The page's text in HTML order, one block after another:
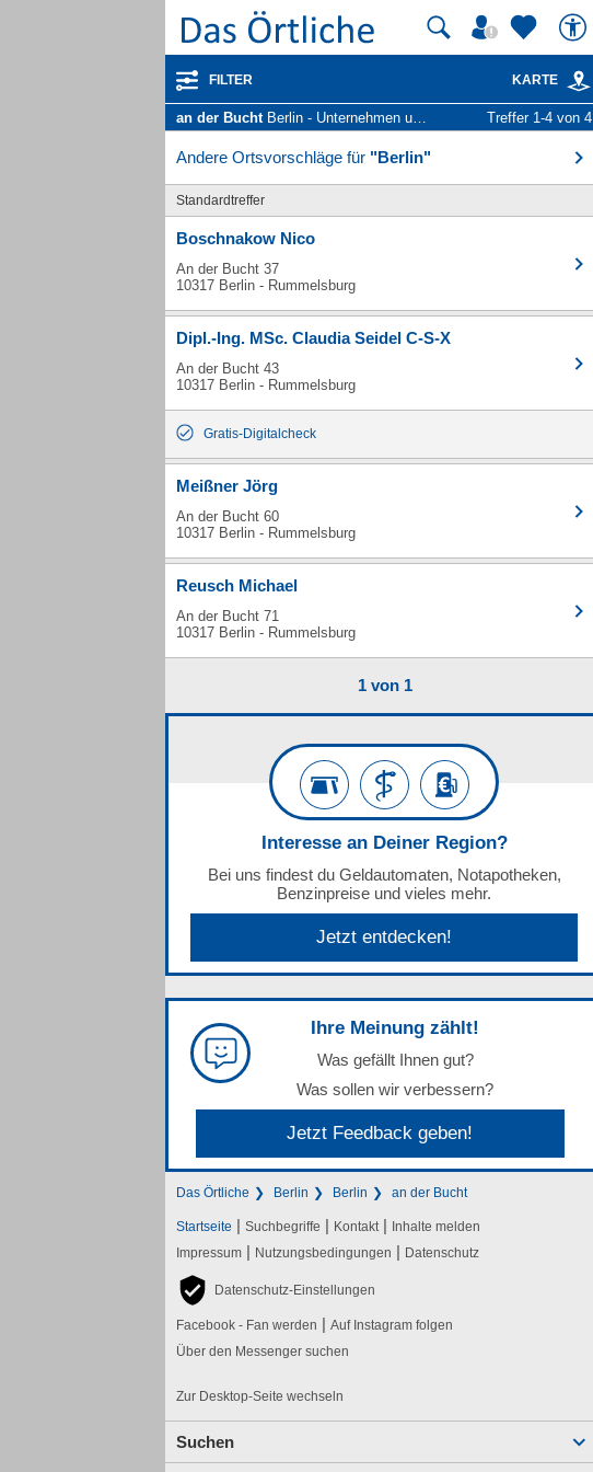
FILTER KARTE
an der BuchtBerlin - Unternehmen und Personen Treffer 1-4 von 4
Andere Ortsvorschläge für "Berlin"
Standardtreffer
Boschnakow Nico
An der Bucht 37
10317 Berlin - Rummelsburg
Dipl.-Ing. MSc. Claudia Seidel C-S-X
An der Bucht 43
10317 Berlin - Rummelsburg
Gratis-Digitalcheck
Meißner Jörg
An der Bucht 60
10317 Berlin - Rummelsburg
Reusch Michael
An der Bucht 71
10317 Berlin - Rummelsburg
1 von 1
Interesse an Deiner Region?
Bei uns findest du Geldautomaten, Notapotheken,
Benzinpreise und vieles mehr.
Jetzt entdecken!
Ihre Meinung zählt!
Was gefällt Ihnen gut?
Was sollen wir verbessern?
Jetzt Feedback geben!
Das Örtliche Berlin Berlin an der Bucht
Startseite | Suchbegriffe | Kontakt | Inhalte melden
Impressum | Nutzungsbedingungen | Datenschutz
Datenschutz-Einstellungen
Facebook - Fan werden | Auf Instagram folgen
Über den Messenger suchen
Zur Desktop-Seite wechseln
Suchen